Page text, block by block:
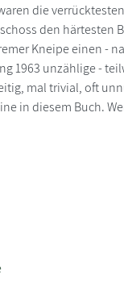
die
den härtesten
Kneipe einen -
1963 unzählige -
mal trivial, oft
in diesem Buch.